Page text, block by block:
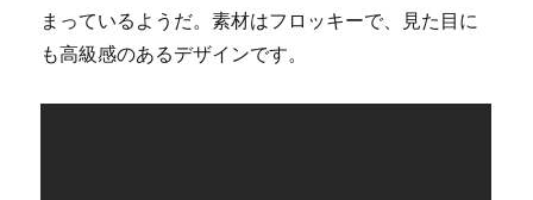
まっているようだ。素材はフロッキーで、見た目に
も高級感のあるデザインです。